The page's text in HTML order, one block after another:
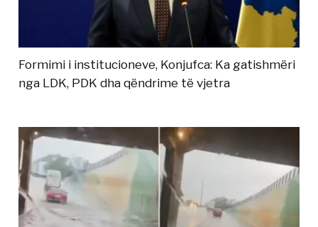
Formimi i institucioneve, Konjufca: Ka gatishmëri
nga LDK, PDK dha qëndrime të vjetra